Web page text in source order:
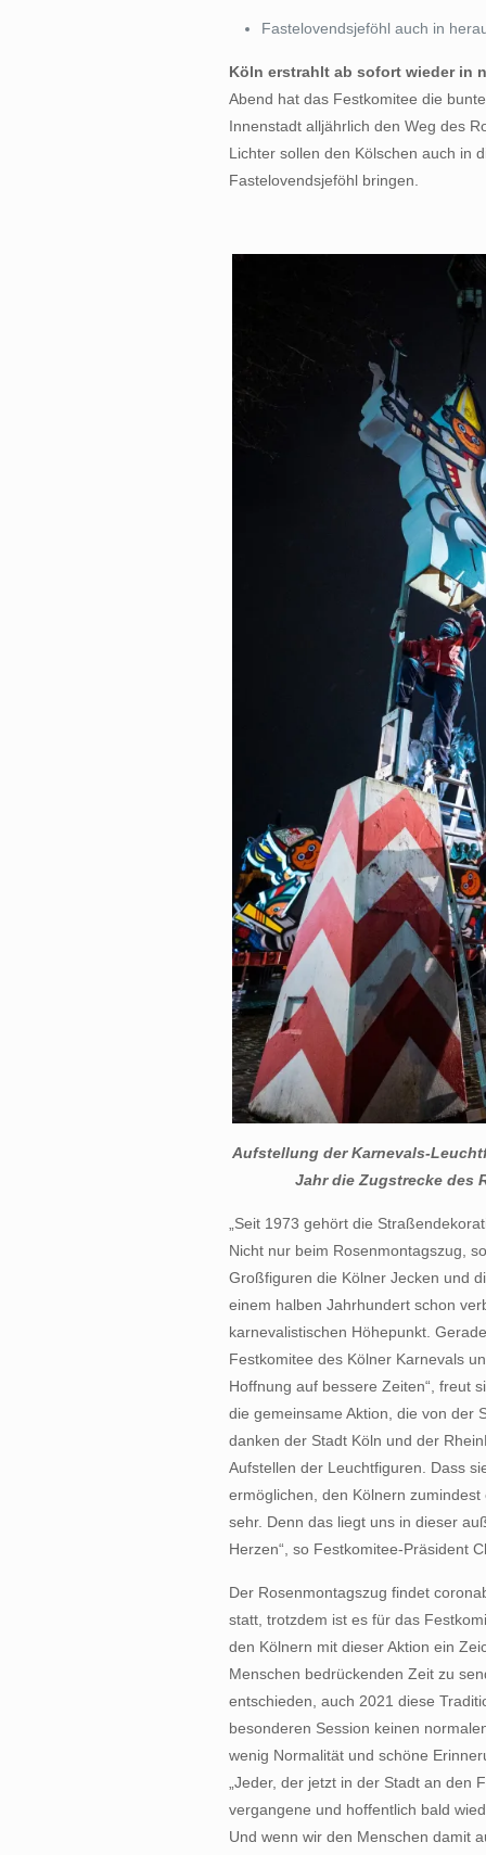
Fastelovendsjeföhl auch in
Köln erstrahlt ab sofort wieder in
Abend hat das Festkomitee die
Innenstadt alljährlich den Weg des
Lichter sollen den Kölschen auch in
Fastelovendsjeföhl bringen.
Aufstellung der Karnevals-
Jahr die Zugstrecke des
„Seit 1973 gehört die
Nicht nur beim Rosenmontagszug,
Großfiguren die Kölner Jecken und
einem halben Jahrhundert schon
karnevalistischen Höhepunkt.
Festkomitee des Kölner Karnevals
Hoffnung auf bessere Zeiten“, freut
die gemeinsame Aktion, die von der
danken der Stadt Köln und der
Aufstellen der Leuchtfiguren. Dass
ermöglichen, den Kölnern
sehr. Denn das liegt uns in dieser
Herzen“, so Festkomitee-Präsident
Der Rosenmontagszug findet
statt, trotzdem ist es für das
den Kölnern mit dieser Aktion ein
Menschen bedrückenden Zeit zu
entschieden, auch 2021 diese
besonderen Session keinen
wenig Normalität und schöne
„Jeder, der jetzt in der Stadt an den
vergangene und hoffentlich bald
Und wenn wir den Menschen damit